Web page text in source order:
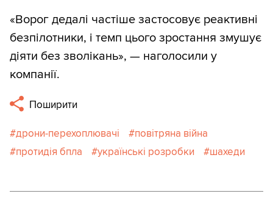
«Ворог дедалі частіше застосовує реактивні
безпілотники, і темп цього зростання змушує
діяти без зволікань», — наголосили у
компанії.
Поширити
дрони-перехоплювачі
повітряна війна
протидія бпла
українські розробки шахеди